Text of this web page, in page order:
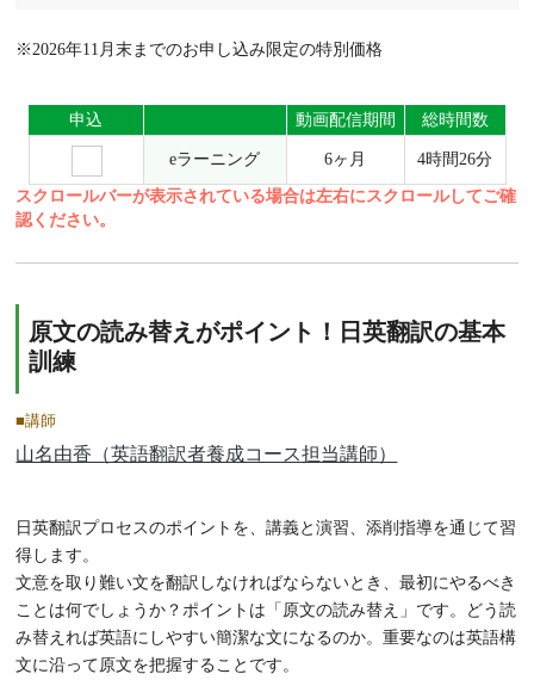
※2026年11月末までのお申し込み限定の特別価格
申込 動画配信期間 総時間数
eラーニング 6ヶ月 4時間26分
スクロールバーが表示されている場合は左右にスクロールしてご確
認ください。
原文の読み替えがポイント！日英翻訳の基本
訓練
■講師
山名由香（英語翻訳者養成コース担当講師）
日英翻訳プロセスのポイントを、講義と演習、添削指導を通じて習
得します。
文意を取り難い文を翻訳しなければならないとき、最初にやるべき
ことは何でしょうか？ポイントは「原文の読み替え」です。どう読
み替えれば英語にしやすい簡潔な文になるのか。重要なのは英語構
文に沿って原文を把握することです。